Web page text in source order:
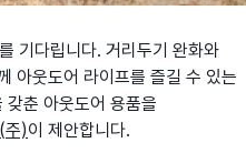
기다립니다. 거리두기 완화와
아웃도어 라이프를 즐길 수 있는
춘 아웃도어 용품을
주)이 제안합니다.